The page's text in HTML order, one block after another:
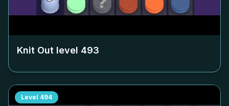
Knit Out level 493
Level 494